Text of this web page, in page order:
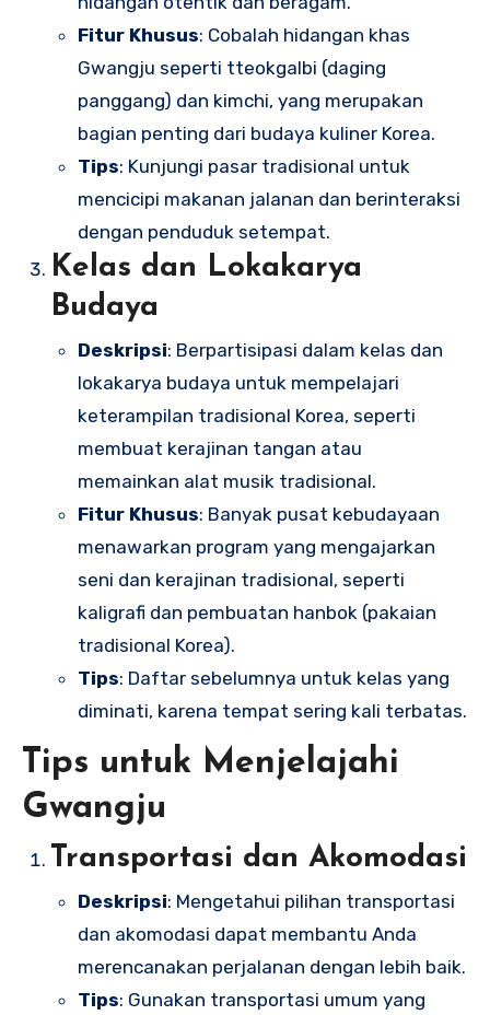
Fitur Khusus: Cobalah hidangan khas
Gwangju seperti tteokgalbi (daging
panggang) dan kimchi, yang merupakan
bagian penting dari budaya kuliner Korea.
Tips: Kunjungi pasar tradisional untuk
mencicipi makanan jalanan dan berinteraksi
dengan penduduk setempat.
Kelas dan Lokakarya
Budaya
Deskripsi: Berpartisipasi dalam kelas dan
lokakarya budaya untuk mempelajari
keterampilan tradisional Korea, seperti
membuat kerajinan tangan atau
memainkan alat musik tradisional.
Fitur Khusus: Banyak pusat kebudayaan
menawarkan program yang mengajarkan
seni dan kerajinan tradisional, seperti
kaligrafi dan pembuatan hanbok (pakaian
tradisional Korea).
Tips: Daftar sebelumnya untuk kelas yang
diminati, karena tempat sering kali terbatas.
Tips untuk Menjelajahi
Gwangju
Transportasi dan Akomodasi
Deskripsi: Mengetahui pilihan transportasi
dan akomodasi dapat membantu Anda
merencanakan perjalanan dengan lebih baik.
Tips: Gunakan transportasi umum yang